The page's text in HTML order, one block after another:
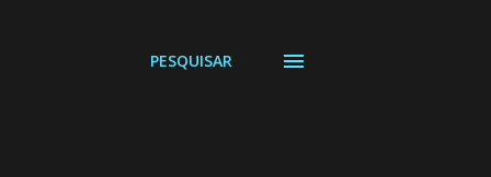
PESQUISAR